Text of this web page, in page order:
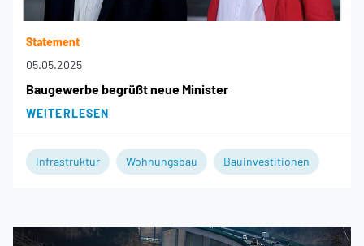
Statement
05.05.2025
Baugewerbe begrüßt neue Minister
WEITERLESEN
Infrastruktur Wohnungsbau Bauinvestitionen